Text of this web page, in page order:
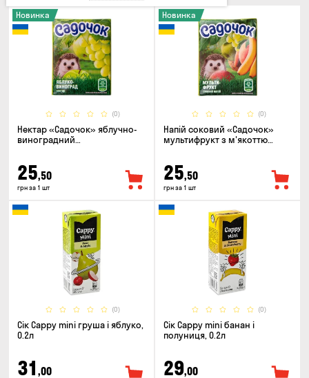
(0)
Новинка
Нектар «Садочок» яблучно-
виноградний
25,50
грн за 1 шт
(0)
Новинка
Напій соковий «Садочок»
мультифрукт з м'якоттю
25,50
грн за 1 шт
(0)
Сік Cappy mini груша і яблуко,
0.2л
31 ,00
(0)
Сік Cappy mini банан і
полуниця, 0.2л
29,00